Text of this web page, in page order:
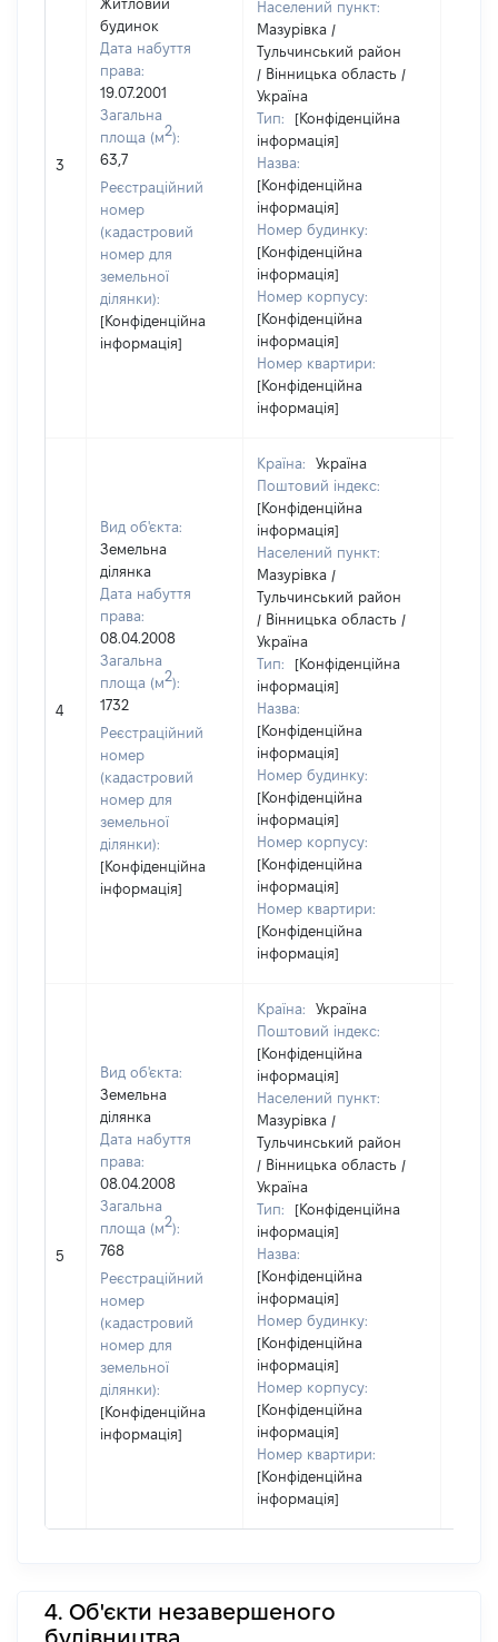
3
Житловий
будинок
Дата набуття
права:
19.07.2001
Загальна
площа (м2):
63,7
Реєстраційний
номер
(кадастровий
номер для
земельної
ділянки):
[Конфіденційна
інформація]
Населений пункт:
Мазурівка /
Тульчинський район
/ Вінницька область /
Україна
Тип:
[Конфіденційна
інформація]
Назва:
[Конфіденційна
інформація]
Номер будинку:
[Конфіденційна
інформація]
Номер корпусу:
[Конфіденційна
інформація]
Номер квартири:
[Конфіденційна
інформація]
4
Вид об'єкта:
Земельна
ділянка
Дата набуття
права:
08.04.2008
Загальна
площа (м2):
1732
Реєстраційний
номер
(кадастровий
номер для
земельної
ділянки):
[Конфіденційна
інформація]
Країна:
Україна
Поштовий індекс:
[Конфіденційна
інформація]
Населений пункт:
Мазурівка /
Тульчинський район
/ Вінницька область /
Україна
Тип:
[Конфіденційна
інформація]
Назва:
[Конфіденційна
інформація]
Номер будинку:
[Конфіденційна
інформація]
Номер корпусу:
[Конфіденційна
інформація]
Номер квартири:
[Конфіденційна
інформація]
5
Вид об'єкта:
Земельна
ділянка
Дата набуття
права:
08.04.2008
Загальна
площа (м2):
768
Реєстраційний
номер
(кадастровий
номер для
земельної
ділянки):
[Конфіденційна
інформація]
Країна:
Україна
Поштовий індекс:
[Конфіденційна
інформація]
Населений пункт:
Мазурівка /
Тульчинський район
/ Вінницька область /
Україна
Тип:
[Конфіденційна
інформація]
Назва:
[Конфіденційна
інформація]
Номер будинку:
[Конфіденційна
інформація]
Номер корпусу:
[Конфіденційна
інформація]
Номер квартири:
[Конфіденційна
інформація]
4. Об'єкти незавершеного
будівництва